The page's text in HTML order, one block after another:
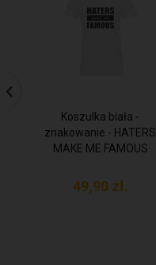
Koszulka biała -
znakowanie - HATERS
MAKE ME FAMOUS
49,90 zł.